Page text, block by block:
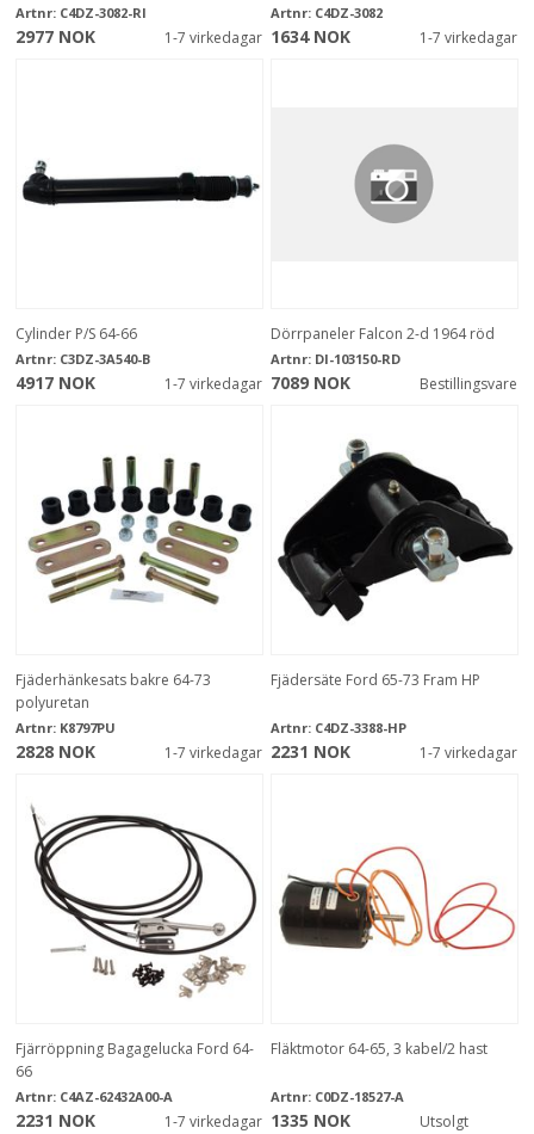
Artnr: C4DZ-3082-RI
2977 NOK 1-7 virkedagar
Artnr: C4DZ-3082
1634 NOK 1-7 virkedagar
Cylinder P/S 64-66
Artnr: C3DZ-3A540-B
4917 NOK 1-7 virkedagar
Dörrpaneler Falcon 2-d 1964 röd
Artnr: DI-103150-RD
7089 NOK Bestillingsvare
Fjäderhänkesats bakre 64-73
polyuretan
Artnr: K8797PU
2828 NOK 1-7 virkedagar
Fjädersäte Ford 65-73 Fram HP
Artnr: C4DZ-3388-HP
2231 NOK 1-7 virkedagar
Fjärröppning Bagagelucka Ford 64-
66
Artnr: C4AZ-62432A00-A
2231 NOK 1-7 virkedagar
Fläktmotor 64-65, 3 kabel/2 hast
Artnr: C0DZ-18527-A
1335 NOK Utsolgt